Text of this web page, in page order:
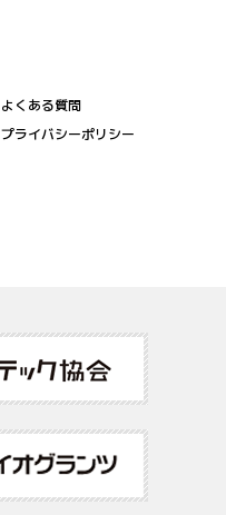
よくある質問
プライバシーポリシー